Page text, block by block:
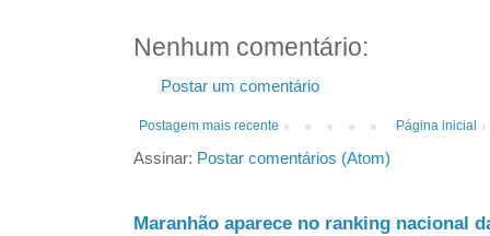
Nenhum comentário:
Postar um comentário
Postagem mais recente Página inicial
Assinar: Postar comentários (Atom)
Maranhão aparece no ranking nacional